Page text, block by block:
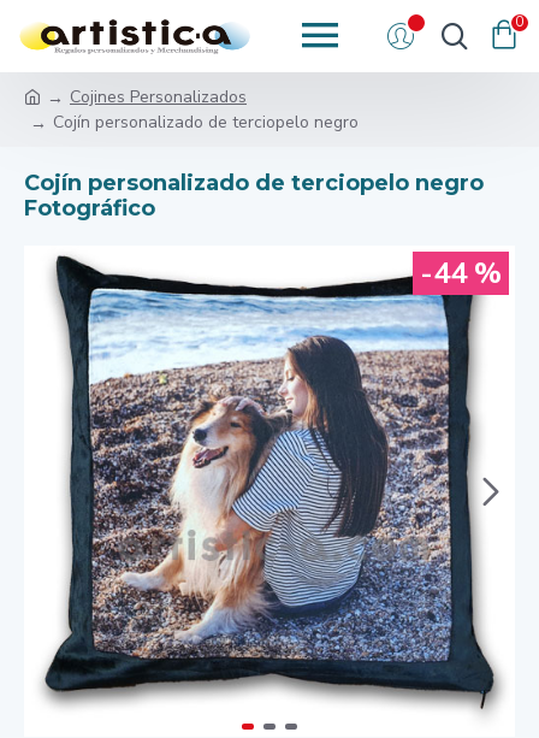
0
Cojines Personalizados
Cojín personalizado de terciopelo negro
Cojín personalizado de terciopelo negro
Fotográfico
-44 %